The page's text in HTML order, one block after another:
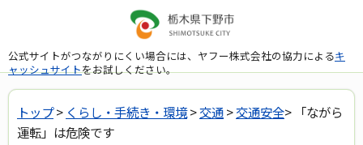
公式サイトがつながりにくい場合には、ヤフー株式会社の協力によるキ
ャッシュサイトをお試しください。
トップ> くらし・手続き・環境>交通>交通安全> 「ながら
運転」は危険です